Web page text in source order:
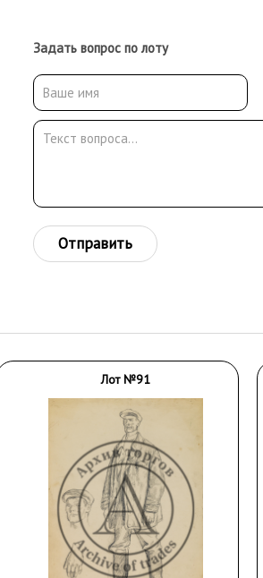
Задать вопрос по лоту
Отправить
Лот №91